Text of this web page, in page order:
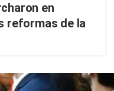
en
reformas de la